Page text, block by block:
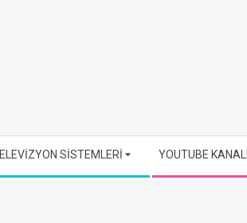
SİSTEMLERİ YOUTUBE KANALI